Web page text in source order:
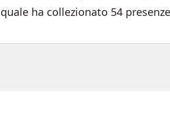
ha collezionato 54